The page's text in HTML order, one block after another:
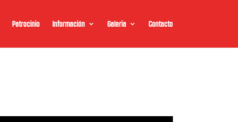
Patrocinio Información Galeria Contacto